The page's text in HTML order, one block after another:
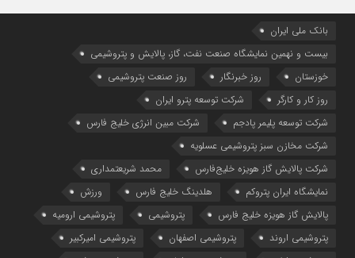
بانک ملی ایران
بیست و نهمین نمایشگاه صنعت نفت، گاز، پالایش و پتروشیمی
خوزستان
روز خبرنگار
روز صنعت پتروشیمی
روز کار و کارگر
شركت توسعه پترو ایران
شرکت توسعه پلیمر پادجم
شرکت مبین انرژی خلیج فارس
شرکت مخازن سبز پتروشیمی عسلویه
شرکت پالایش گاز هویزه خلیج‌فارس
محمد شریعتمداری
نمایشگاه ایران پتروکم
هلدینگ خلیج فارس
ورزش
پالایش گاز هویزه خلیج فارس
پتروشیمی
پتروشیمی ارومیه
پتروشیمی اروند
پتروشیمی اصفهان
پتروشیمی امیرکبیر